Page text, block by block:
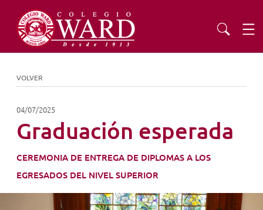
ADMISIONES
EXTENSIÓN
VOLVER
04/07/2025
Graduación esperada
CEREMONIA DE ENTREGA DE DIPLOMAS A LOS
EGRESADOS DEL NIVEL SUPERIOR